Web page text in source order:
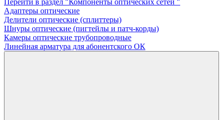
Адаптеры оптические
Делители оптические (сплиттеры)
Шнуры оптические (пигтейлы и патч-корды)
Камеры оптические трубопроводные
Линейная арматура для абонентского ОК